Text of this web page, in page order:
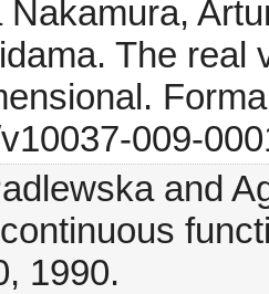
Nakamura,
The
009-
and
1990.